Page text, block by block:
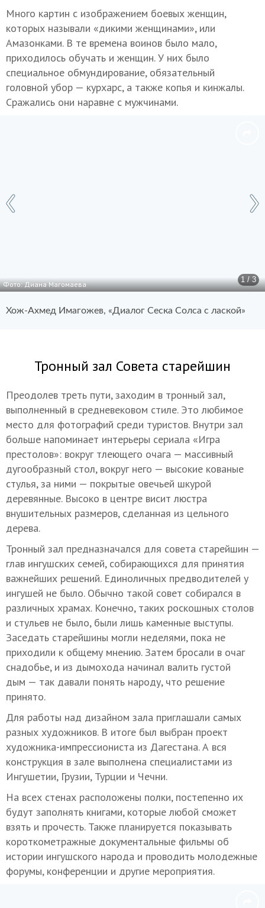
Много картин с изображением боевых женщин,
которых называли «дикими женщинами», или
Амазонками. В те времена воинов было мало,
приходилось обучать и женщин. У них было
специальное обмундирование, обязательный
головной убор — курхарс, а также копья и кинжалы.
Сражались они наравне с мужчинами.
1 / 3
Фото: Диана Магомаева
Хож-Ахмед Имагожев, «Диалог Сеска Солса с лаской»
Тронный зал Совета старейшин
Преодолев треть пути, заходим в тронный зал,
выполненный в средневековом стиле. Это любимое
место для фотографий среди туристов. Внутри зал
больше напоминает интерьеры сериала «Игра
престолов»: вокруг тлеющего очага — массивный
дугообразный стол, вокруг него — высокие кованые
стулья, за ними — покрытые овечьей шкурой
деревянные. Высоко в центре висит люстра
внушительных размеров, сделанная из цельного
дерева.
Тронный зал предназначался для совета старейшин —
глав ингушских семей, собирающихся для принятия
важнейших решений. Единоличных предводителей у
ингушей не было. Обычно такой совет собирался в
различных храмах. Конечно, таких роскошных столов
и стульев не было, были лишь каменные выступы.
Заседать старейшины могли неделями, пока не
приходили к общему мнению. Затем бросали в очаг
снадобье, и из дымохода начинал валить густой
дым — так давали понять народу, что решение
принято.
Для работы над дизайном зала приглашали самых
разных художников. В итоге был выбран проект
художника-импрессиониста из Дагестана. А вся
конструкция в зале выполнена специалистами из
Ингушетии, Грузии, Турции и Чечни.
На всех стенах расположены полки, постепенно их
будут заполнять книгами, которые любой сможет
взять и прочесть. Также планируется показывать
короткометражные документальные фильмы об
истории ингушского народа и проводить молодежные
форумы, конференции и другие мероприятия.